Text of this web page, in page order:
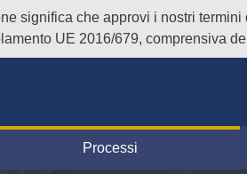
significa che approvi i nostri
UE 2016/679, comprensiva
Processi